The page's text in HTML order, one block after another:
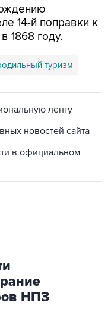
14-й поправки к
1868 году.
туризм
ленту
новостей сайта
в официальном
НПЗ